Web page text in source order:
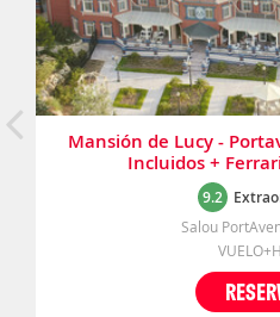
Mansión de Lucy -
Incluidos +
9.2
Salou